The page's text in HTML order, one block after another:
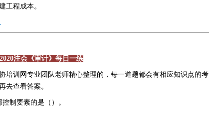
工程成本。
2020注会《审计》每日一练
训网专业团队老师精心整理的，每一道题都会有相应知识点的考
去查看答案。
制要素的是（）。